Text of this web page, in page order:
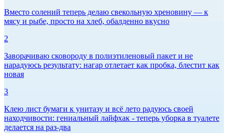
Вместо солений теперь делаю свекольную хреновину — к
мясу и рыбе, просто на хлеб, обалденно вкусно
2
Заворачиваю сковороду в полиэтиленовый пакет и не
нарадуюсь результату: нагар отлетает как пробка, блестит как
новая
3
Клею лист бумаги к унитазу и всё лето радуюсь своей
находчивости: гениальный лайфхак - теперь уборка в туалете
делается на раз-два